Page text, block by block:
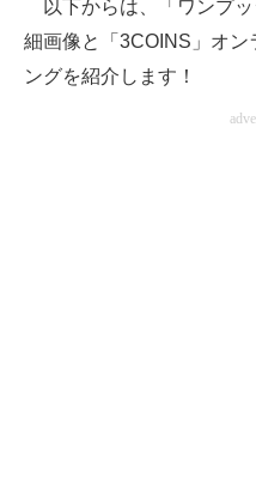
以下からは、「ワンプ
細画像と「3COINS」オン
ングを紹介します！